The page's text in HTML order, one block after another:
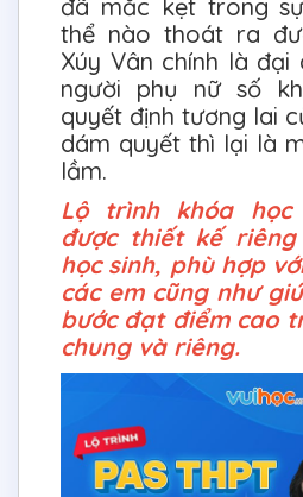
đã mắc kẹt trong
thể nào thoát ra
Xúy Vân chính là đại
người phụ nữ số
quyết định tương lai
dám quyết thì lại là
lầm.
Lộ trình khóa học
được thiết kế
học sinh, phù hợp
các em cũng như
bước đạt điểm cao
chung và riêng.